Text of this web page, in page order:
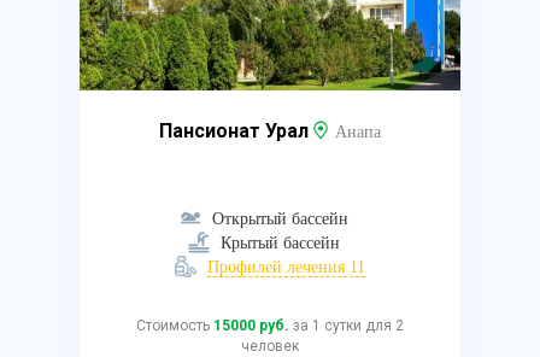
Пансионат Урал Анапа
Открытый бассейн
Крытый бассейн
Профилей лечения 11
Стоимость 15000 руб. за 1 сутки для 2
человек